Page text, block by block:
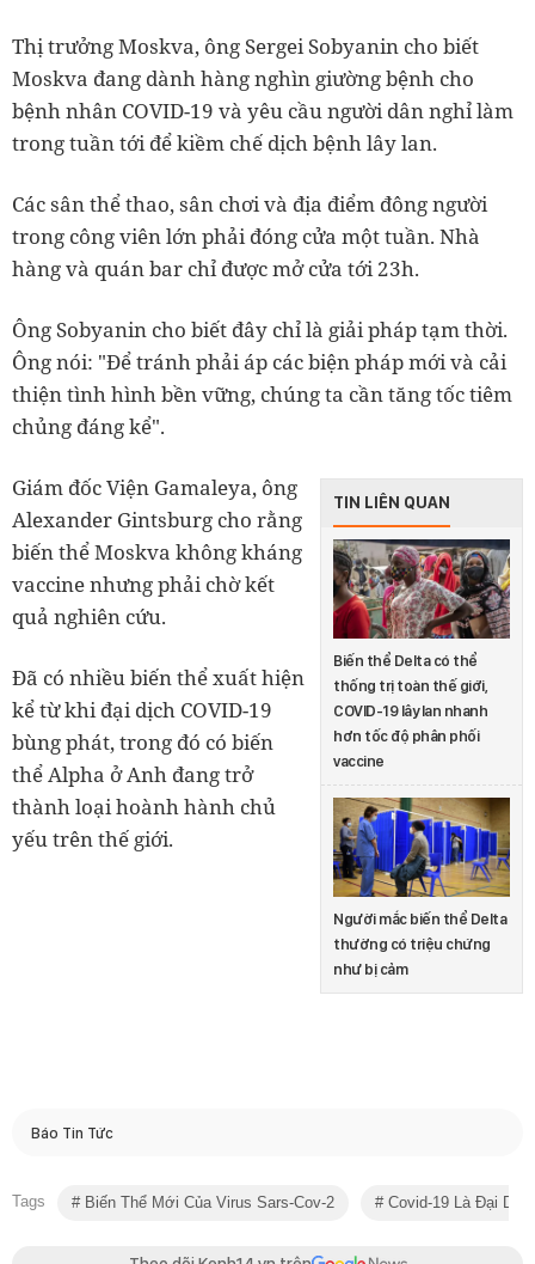
Thị trưởng Moskva, ông Sergei Sobyanin cho biết
Moskva đang dành hàng nghìn giường bệnh cho
bệnh nhân COVID-19 và yêu cầu người dân nghỉ làm
trong tuần tới để kiềm chế dịch bệnh lây lan.
Các sân thể thao, sân chơi và địa điểm đông người
trong công viên lớn phải đóng cửa một tuần. Nhà
hàng và quán bar chỉ được mở cửa tới 23h.
Ông Sobyanin cho biết đây chỉ là giải pháp tạm thời.
Ông nói: "Để tránh phải áp các biện pháp mới và cải
thiện tình hình bền vững, chúng ta cần tăng tốc tiêm
chủng đáng kể".
TIN LIÊN QUAN
Biến thể Delta có thể
thống trị toàn thế giới,
COVID-19 lây lan nhanh
hơn tốc độ phân phối
vaccine
Người mắc biến thể Delta
thường có triệu chứng
như bị cảm
Giám đốc Viện Gamaleya, ông
Alexander Gintsburg cho rằng
biến thể Moskva không kháng
vaccine nhưng phải chờ kết
quả nghiên cứu.
Đã có nhiều biến thể xuất hiện
kể từ khi đại dịch COVID-19
bùng phát, trong đó có biến
thể Alpha ở Anh đang trở
thành loại hoành hành chủ
yếu trên thế giới.
Báo Tin Tức
Tags Biến Thể Mới Của Virus Sars-Cov-2 Covid-19 Là Đại Dịch